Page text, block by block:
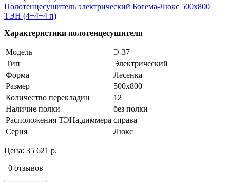
Полотенцесушитель электрический Богема-Люкс 500х800
ТЭН (4+4+4 п)
Характеристики полотенцесушителя
Модель
Э-37
Тип
Электрический
Форма
Лесенка
Размер
500х800
Количество перекладин
12
Наличие полки
без полки
Расположения ТЭНа,диммера справа
Серия
Люкс
Цена: 35 621 р.
0 отзывов